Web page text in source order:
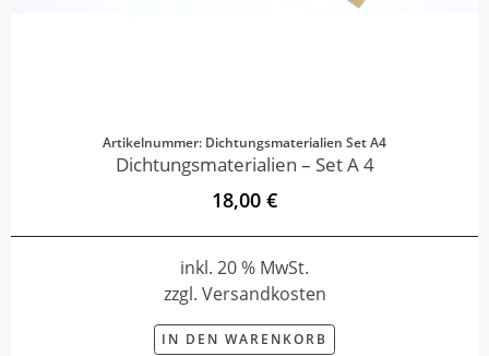
Artikelnummer: Dichtungsmaterialien Set A4
Dichtungsmaterialien – Set A 4
18,00 €
inkl. 20 % MwSt.
zzgl. Versandkosten
IN DEN WARENKORB